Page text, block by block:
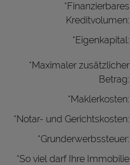
*Finanzierbares
Kreditvolumen:
*Eigenkapital:
*Maximaler zusätzlicher
Betrag:
*Maklerkosten:
*Notar- und Gerichtskosten:
*Grunderwerbssteuer:
*So viel darf Ihre Immobilie